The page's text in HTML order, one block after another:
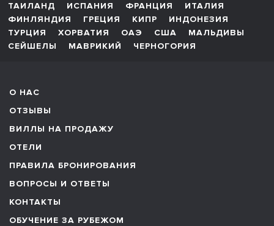
ТАИЛАНД ИСПАНИЯ ФРАНЦИЯ
ИТАЛИЯ
ФИНЛЯНДИЯ
ГРЕЦИЯ КИПР
ИНДОНЕЗИЯ
ТУРЦИЯ
ХОРВАТИЯ ОАЭ США
МАЛЬДИВЫ
СЕЙШЕЛЫ
МАВРИКИЙ ЧЕРНОГОРИЯ
О НАС
ОТЗЫВЫ
ВИЛЛЫ НА ПРОДАЖУ
ОТЕЛИ
ПРАВИЛА БРОНИРОВАНИЯ
ВОПРОСЫ И ОТВЕТЫ
КОНТАКТЫ
ОБУЧЕНИЕ ЗА РУБЕЖОМ